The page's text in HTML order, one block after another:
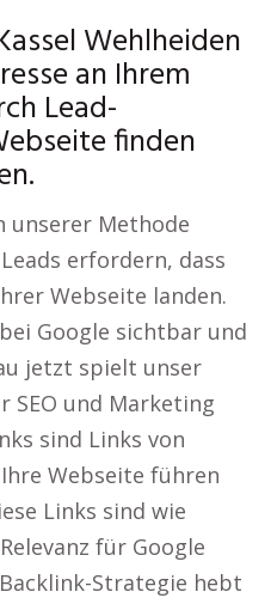
Wehlheiden
an Ihrem
Lead-
finden
unserer Methode
erfordern, dass
Webseite landen.
Google sichtbar und
jetzt spielt unser
SEO und Marketing
sind Links von
Webseite führen
Links sind wie
für Google
Strategie hebt